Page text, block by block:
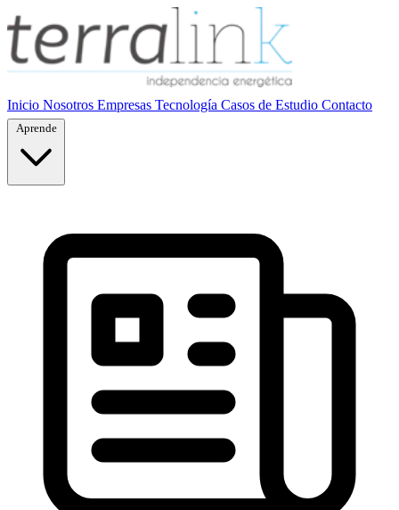
Inicio Nosotros Empresas Tecnología Casos de Estudio Contacto
Aprende